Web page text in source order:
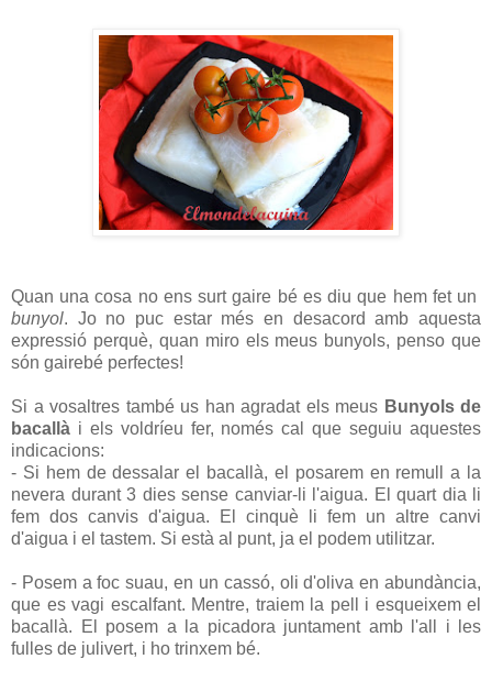
Quan una cosa no ens surt gaire bé es diu que hem fet un
bunyol. Jo no puc estar més en desacord amb aquesta
expressió perquè, quan miro els meus bunyols, penso que
són gairebé perfectes!
Si a vosaltres també us han agradat els meus Bunyols de
bacallà i els voldríeu fer, només cal que seguiu aquestes
indicacions:
- Si hem de dessalar el bacallà, el posarem en remull a la
nevera durant 3 dies sense canviar-li l'aigua. El quart dia li
fem dos canvis d'aigua. El cinquè li fem un altre canvi
d'aigua i el tastem. Si està al punt, ja el podem utilitzar.
- Posem a foc suau, en un cassó, oli d'oliva en abundància,
que es vagi escalfant. Mentre, traiem la pell i esqueixem el
bacallà. El posem a la picadora juntament amb l'all i les
fulles de julivert, i ho trinxem bé.